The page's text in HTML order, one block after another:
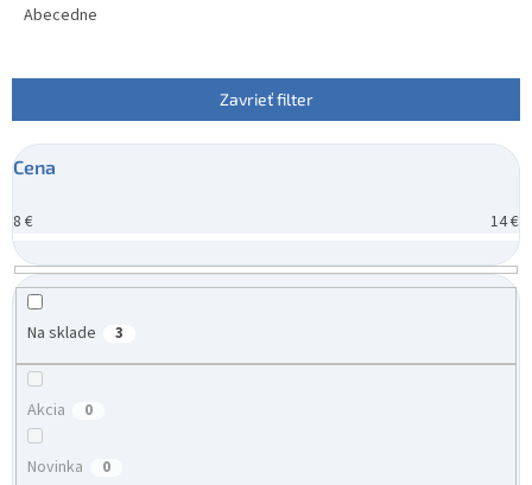
p
r
o
u
k
t
o
Abecedne
Zavrieť filter
Cena
8 € 14€
Na sklade 3
Akcia 0
Novinka 0